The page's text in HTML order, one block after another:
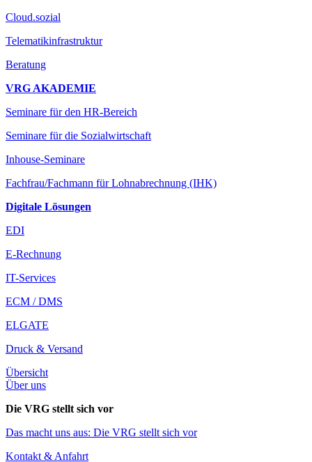
Cloud.sozial
Telematikinfrastruktur
Beratung
VRG AKADEMIE
Seminare für den HR-Bereich
Seminare für die Sozialwirtschaft
Inhouse-Seminare
Fachfrau/Fachmann für Lohnabrechnung (IHK)
Digitale Lösungen
EDI
E-Rechnung
IT-Services
ECM / DMS
ELGATE
Druck & Versand
Übersicht
Über uns
Die VRG stellt sich vor
Das macht uns aus: Die VRG stellt sich vor
Kontakt & Anfahrt